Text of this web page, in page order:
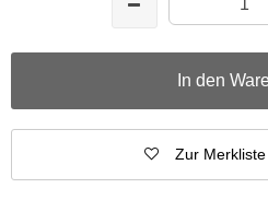
In den
Zur